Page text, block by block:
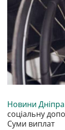
Новини Дніпра
соціальну
Суми виплат